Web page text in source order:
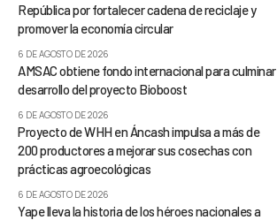
República por fortalecer cadena de reciclaje y
promover la economía circular
6 DE AGOSTO DE 2026
AMSAC obtiene fondo internacional para culminar
desarrollo del proyecto Bioboost
6 DE AGOSTO DE 2026
Proyecto de WHH en Áncash impulsa a más de
200 productores a mejorar sus cosechas con
prácticas agroecológicas
6 DE AGOSTO DE 2026
Yape lleva la historia de los héroes nacionales a